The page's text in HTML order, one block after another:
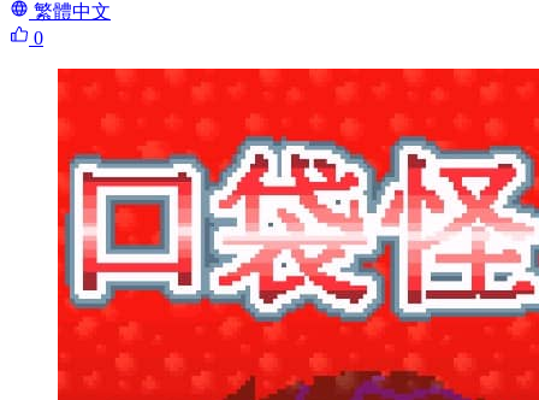
繁體中文
0